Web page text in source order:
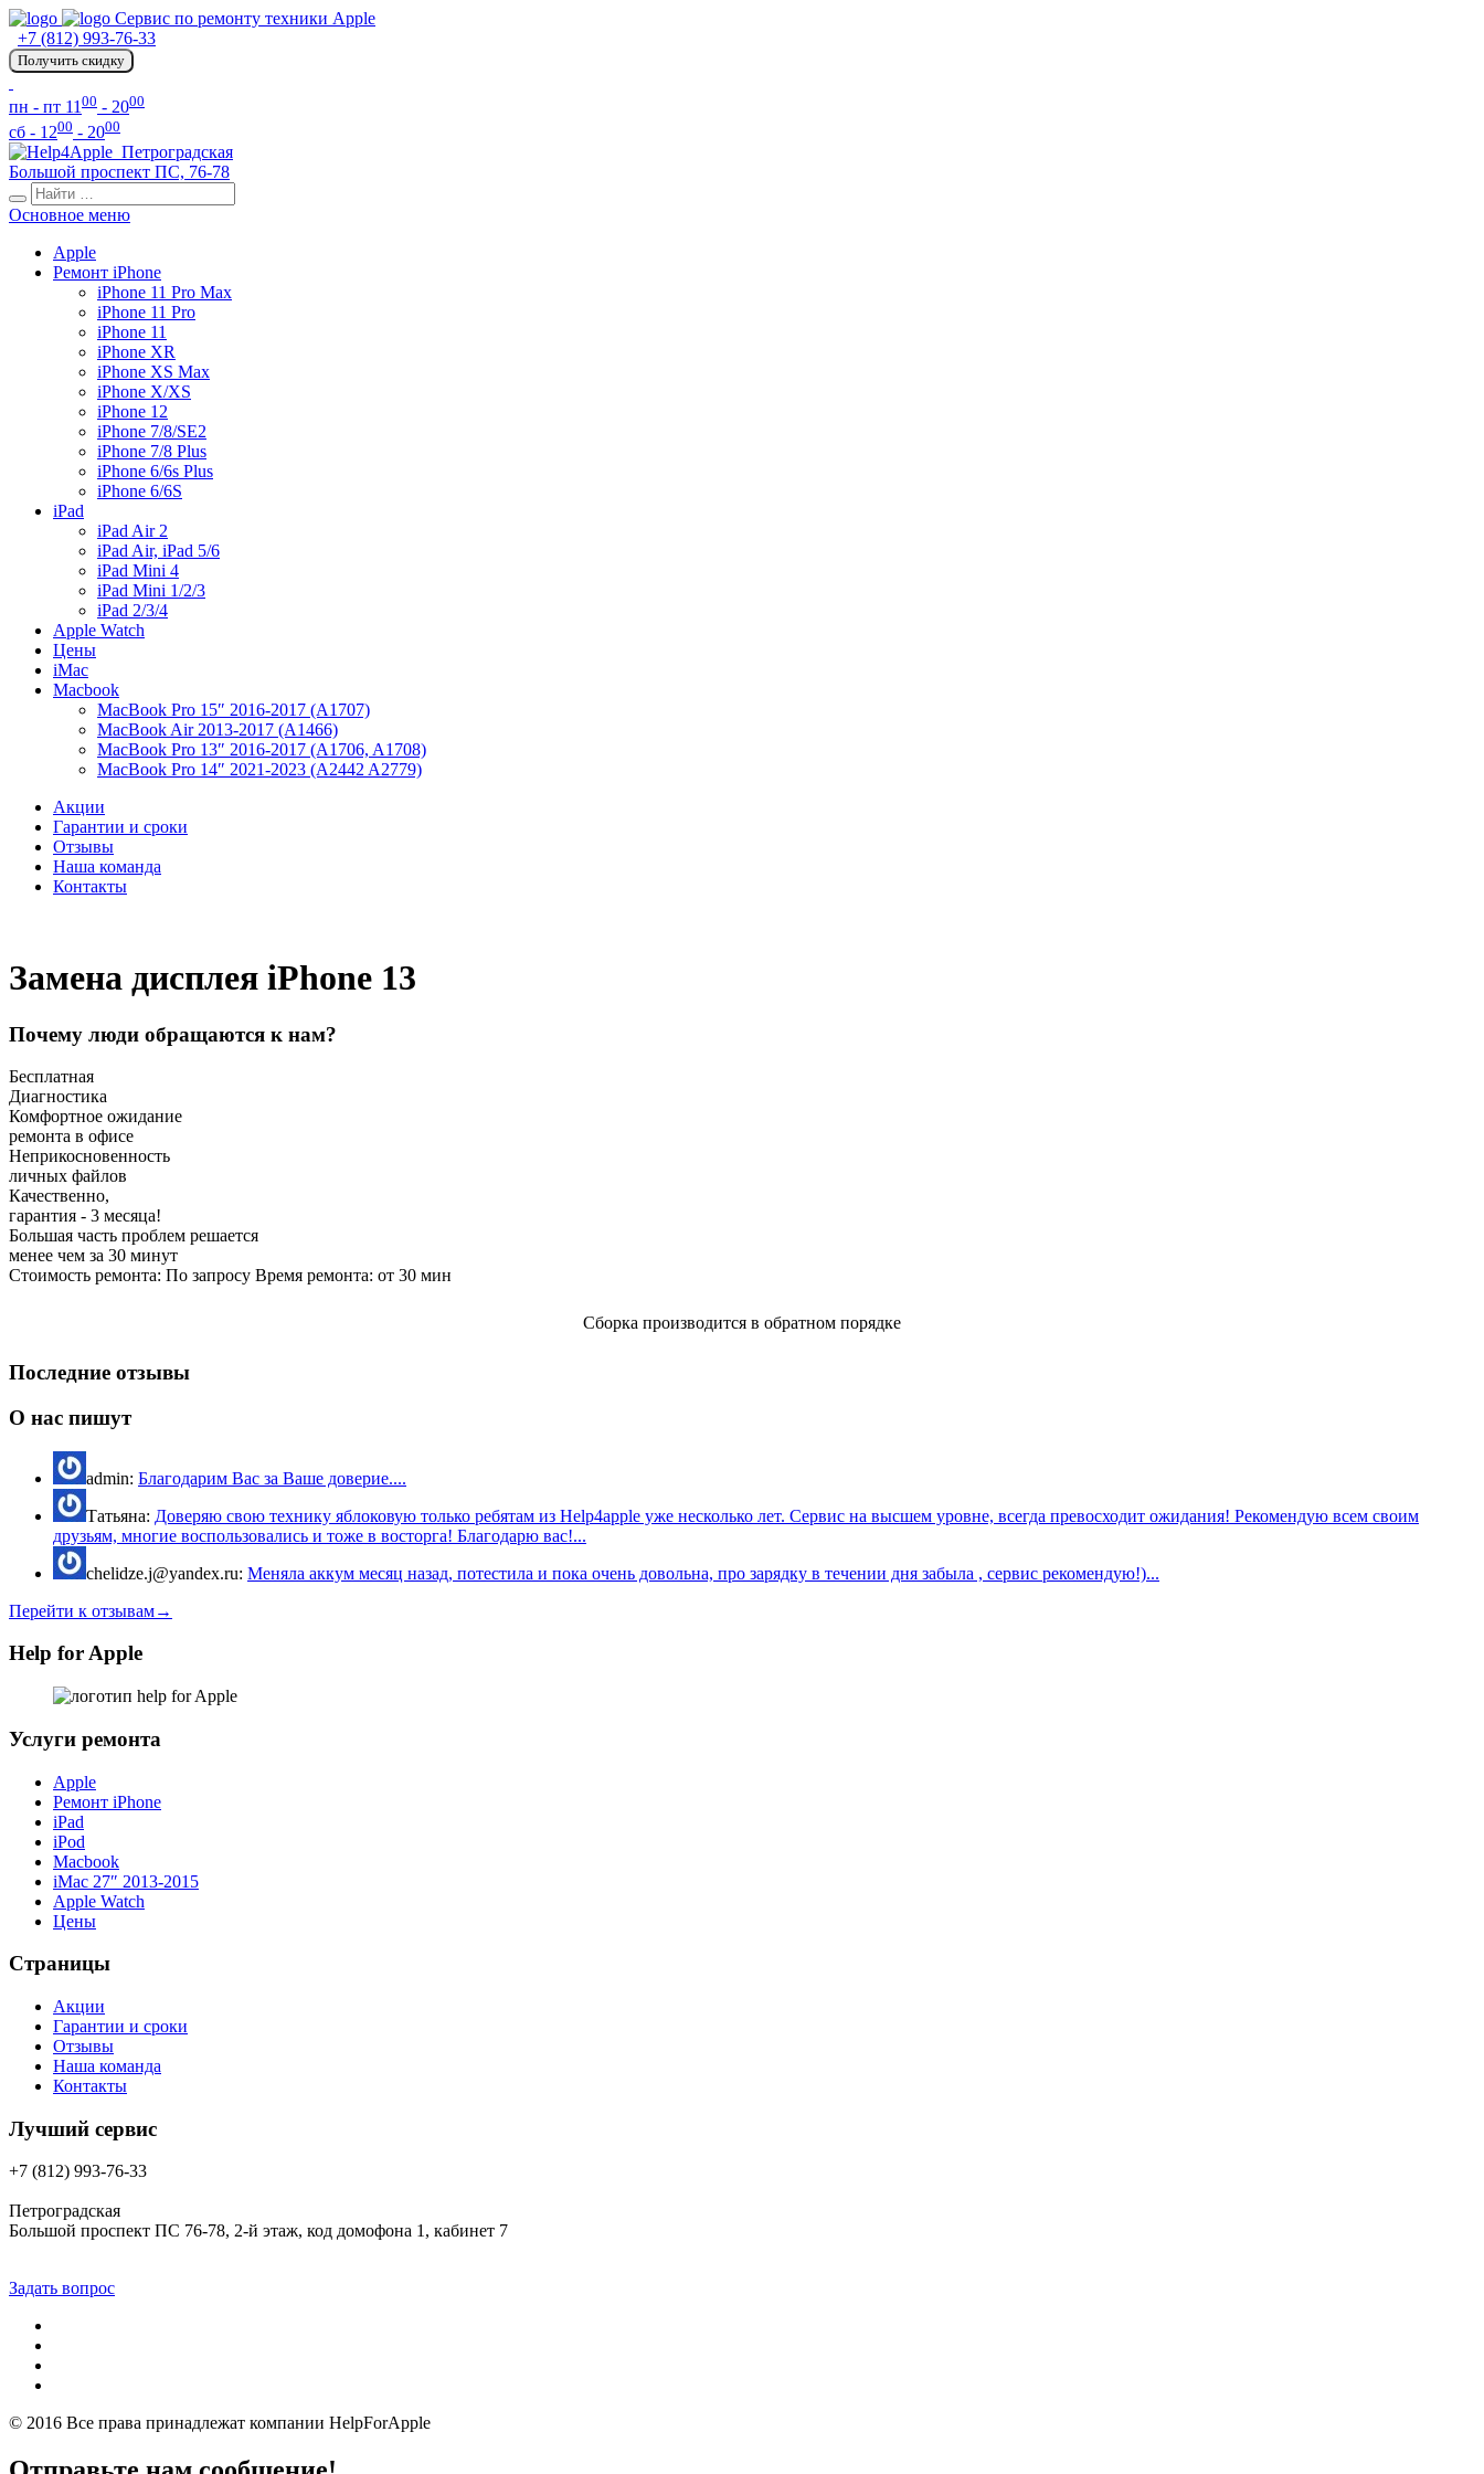
Сервис по ремонту техники Apple
+7 (812) 993-76-33
Получить скидку
пн - пт 11 00 - 2000
сб - 1200 - 2000
Петроградская
Большой проспект ПС, 76-78
Основное меню
Apple
Ремонт iPhone
iPhone 11 Pro Max
iPhone 11 Pro
iPhone 11
iPhone XR
iPhone XS Max
iPhone X/XS
iPhone 12
iPhone 7/8/SE2
iPhone 7/8 Plus
iPhone 6/6s Plus
iPhone 6/6S
iPad
iPad Air 2
iPad Air, iPad 5/6
iPad Mini 4
iPad Mini 1/2/3
iPad 2/3/4
Apple Watch
Цены
iMac
Macbook
MacBook Pro 15″ 2016-2017 (A1707)
MacBook Air 2013-2017 (A1466)
MacBook Pro 13″ 2016-2017 (A1706, A1708)
MacBook Pro 14″ 2021-2023 (A2442 A2779)
Акции
Гарантии и сроки
Отзывы
Наша команда
Контакты
Замена дисплея iPhone 13
Почему люди обращаются к нам?
Бесплатная
Диагностика
Комфортное ожидание
ремонта в офисе
Неприкосновенность
личных файлов
Качественно,
гарантия - 3 месяца!
Большая часть проблем решается
менее чем за 30 минут
Стоимость ремонта: По запросу Время ремонта: от 30 мин
Сборка производится в обратном порядке
Последние отзывы
О нас пишут
admin: Благодарим Вас за Ваше доверие....
Татьяна: Доверяю свою технику яблоковую только ребятам из Help4apple уже несколько лет. Сервис на высшем уровне, всегда превосходит ожидания! Рекомендую всем своим
друзьям, многие воспользовались и тоже в восторга! Благодарю вас!...
chelidze.j@yandex.ru: Меняла аккум месяц назад, потестила и пока очень довольна, про зарядку в течении дня забыла , сервис рекомендую!)...
Перейти к отзывам→
Help for Apple
Услуги ремонта
Apple
Ремонт iPhone
iPad
iPod
Macbook
iMac 27″ 2013-2015
Apple Watch
Цены
Страницы
Акции
Гарантии и сроки
Отзывы
Наша команда
Контакты
Лучший сервис
+7 (812) 993-76-33
Петроградская
Большой проспект ПС 76-78, 2-й этаж, код домофона 1, кабинет 7
Задать вопрос
© 2016 Все права принадлежат компании HelpForApple